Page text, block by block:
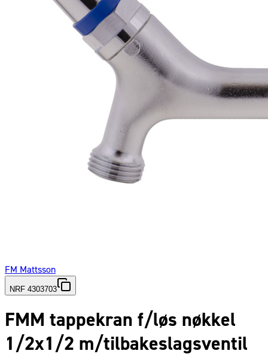
FM Mattsson
NRF 4303703
FMM tappekran f/løs nøkkel
1/2x1/2 m/tilbakeslagsventil